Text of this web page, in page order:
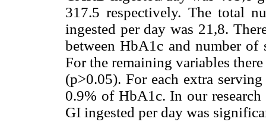
317.5 respectively. The total
ingested per day was 21,8.
between HbA1c and number
For the remaining variables
(p>0.05). For each extra
0.9% of HbA1c. In our
GI ingested per day was